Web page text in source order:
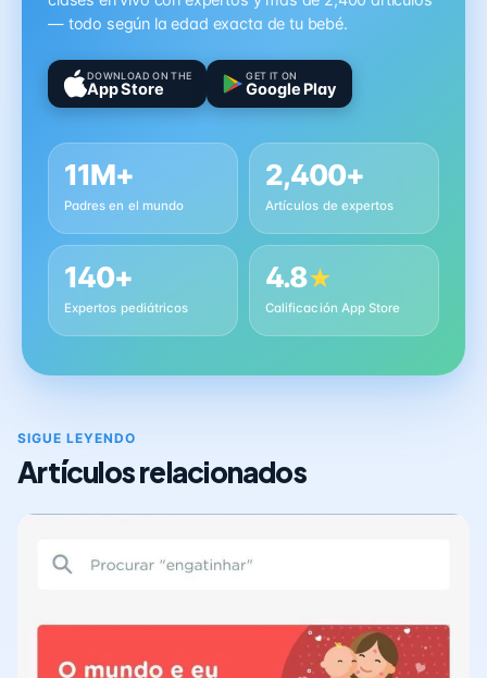
— todo según la edad exacta de tu bebé.
DOWNLOAD ON THE
App Store
GET IT ON
Google Play
11M+
Padres en el mundo
2,400+
Artículos de expertos
140+
Expertos pediátricos
4.8★
Calificación App Store
SIGUE LEYENDO
Artículos relacionados